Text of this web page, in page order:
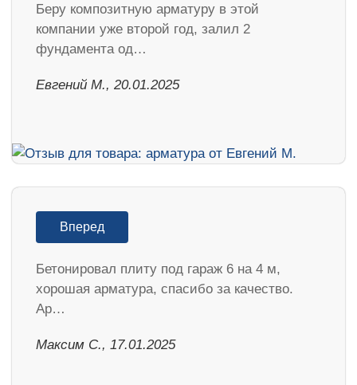
Беру композитную арматуру в этой
компании уже второй год, залил 2
фундамента од…
​Евгений М., 20.01.2025
Вперед
Бетонировал плиту под гараж 6 на 4 м,
хорошая арматура, спасибо за качество.
Ар…
Максим С., 17.01.2025